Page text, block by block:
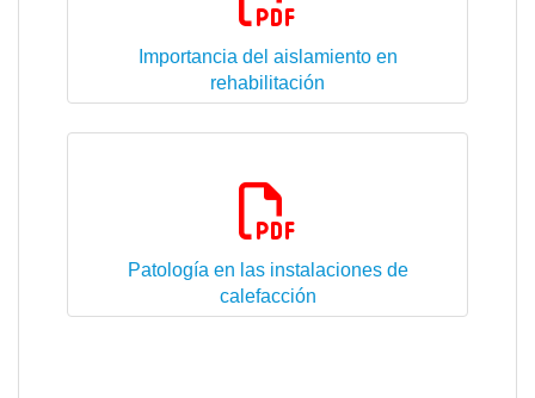
Importancia del aislamiento en
rehabilitación
Patología en las instalaciones de
calefacción